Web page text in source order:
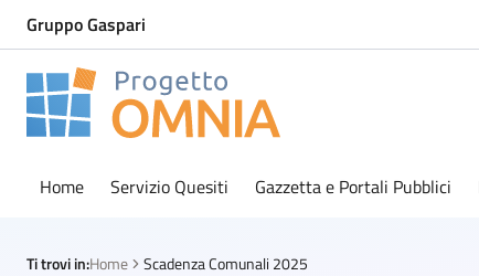
Gruppo Gaspari
Progetto Omnia
Home Servizio Quesiti Gazzetta e Portali Pubblici
Ti trovi in:Home Scadenza Comunali 2025